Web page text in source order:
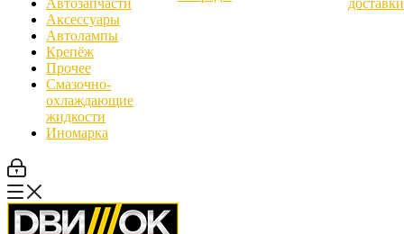
Автозапчасти
Аксессуары
Автолампы
Крепёж
Прочее
Смазочно-
охлаждающие
жидкости
Иномарка
доставки